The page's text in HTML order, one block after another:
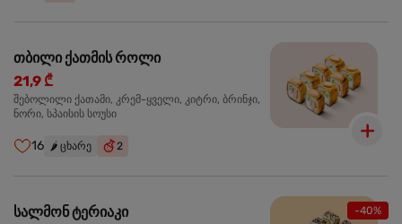
თბილი ქათმის როლი
21,9 ₾
შებოლილი ქათამი, კრემ-ყველი, კიტრი, ბრინჯი,
ნორი, სპაისის სოუსი
16 🌶️ ცხარე 2
-40%
სალმონ ტერიაკი